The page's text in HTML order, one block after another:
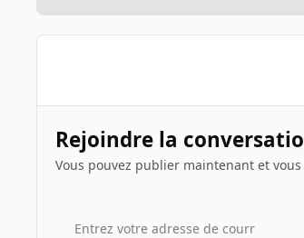
Rejoindre la
Vous pouvez publier maintenant et